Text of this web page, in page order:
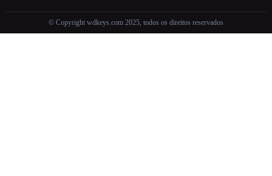
© Copyright wdkeys.com 2025, todos os direitos reservados